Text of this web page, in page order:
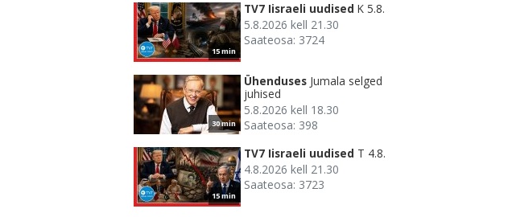
15 min
TV7 Iisraeli uudised K 5.8.
5.8.2026 kell 21.30
Saateosa: 3724
30 min
Ühenduses Jumala selged
juhised
5.8.2026 kell 18.30
Saateosa: 398
15 min
TV7 Iisraeli uudised T 4.8.
4.8.2026 kell 21.30
Saateosa: 3723